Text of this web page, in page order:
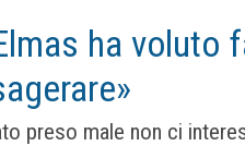
ha voluto
preso male non ci